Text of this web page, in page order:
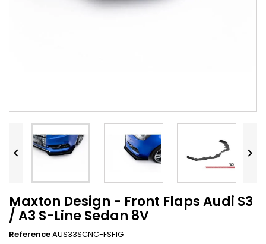
 
Maxton Design - Front Flaps Audi S3
/ A3 S-Line Sedan 8V
ReferenceAUS33SCNC-FSF1G